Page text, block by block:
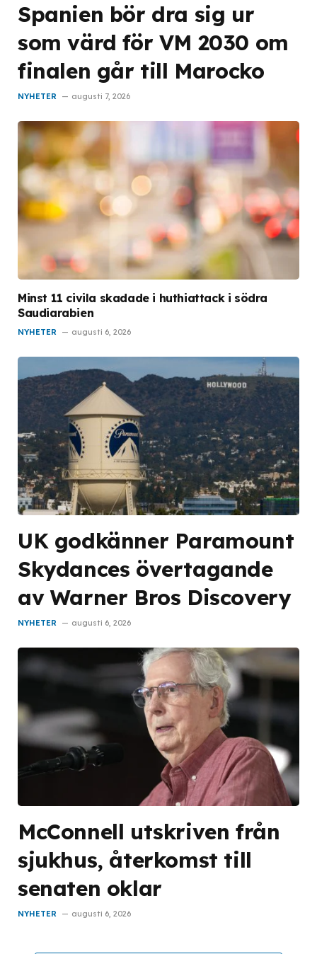
Spanien bör dra sig ur
som värd för VM 2030 om
finalen går till Marocko
NYHETER augusti 7, 2026
Minst 11 civila skadade i huthiattack i södra
Saudiarabien
NYHETER augusti 6, 2026
UK godkänner Paramount
Skydances övertagande
av Warner Bros Discovery
NYHETER augusti 6, 2026
McConnell utskriven från
sjukhus, återkomst till
senaten oklar
NYHETER augusti 6, 2026